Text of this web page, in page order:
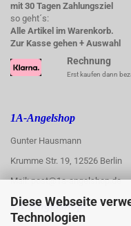
Diese Webseite
Technologien
mit 30 Tagen Zahlungsziel
so geht´s:
Alle Artikel im Warenkorb.
Zur Kasse gehen + Auswahl
Rechnung
Erst kaufen dann
1A-Angelshop
Gunter Hausmann
Krumme Str. 19, 12526 Berlin
Mail: post@1a-angelshop.de
1A-Angelshop-